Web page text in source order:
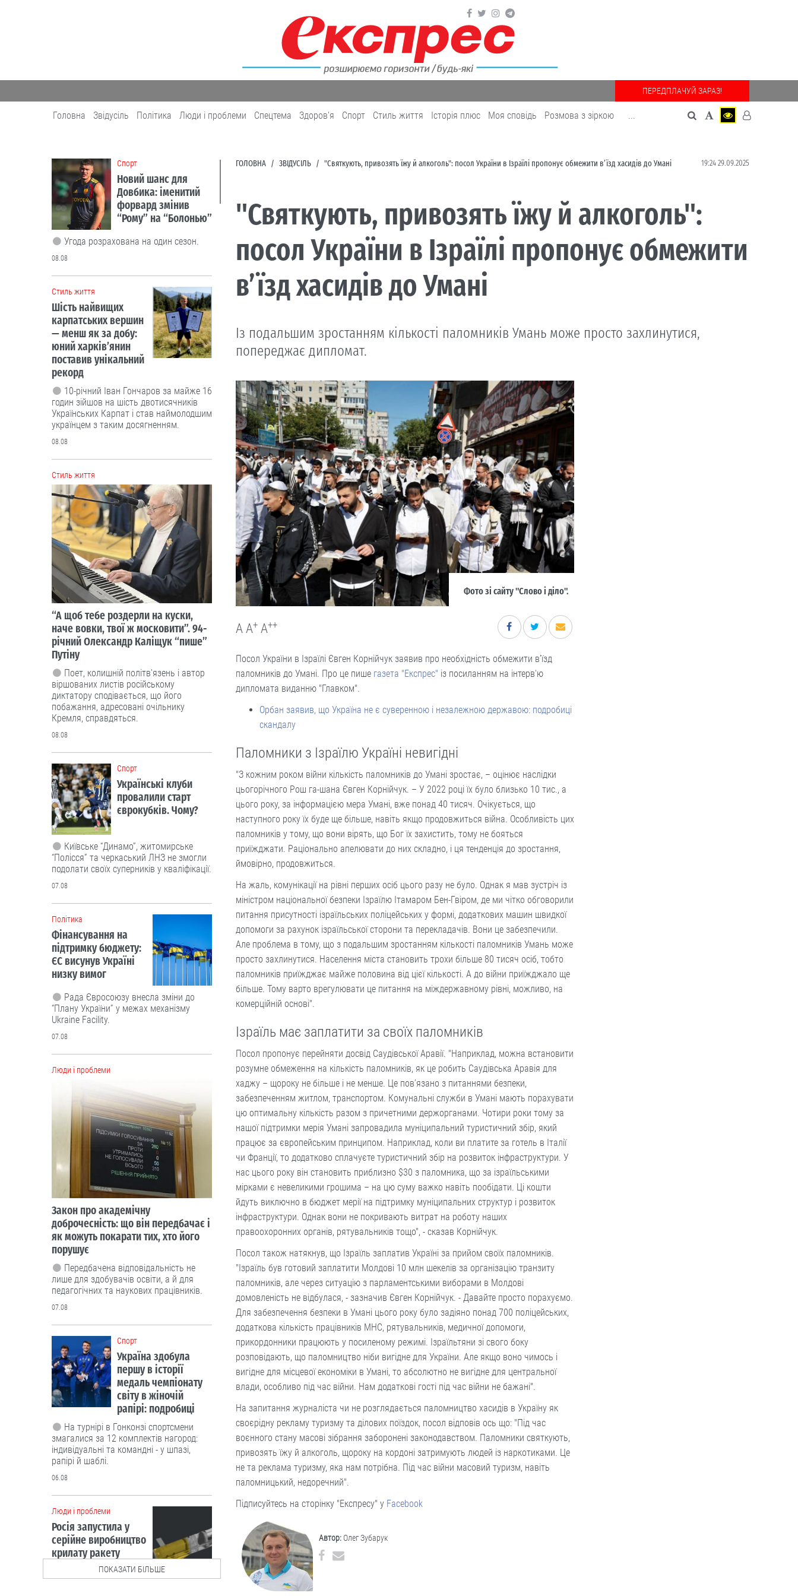
ПЕРЕДПЛАЧУЙ ЗАРАЗ!
Головна Звідусіль Політика Люди і проблеми Спецтема Здоров'я Cпорт Cтиль життя Історія плюс Моя сповідь Розмова з зіркою ...
ГОЛОВНА ЗВІДУСІЛЬ "Святкують, привозять їжу й алкоголь": посол України в Ізраїлі пропонує обмежити в’їзд хасидів до Умані 19:24 29.09.2025
"Святкують, привозять їжу й алкоголь":
посол України в Ізраїлі пропонує обмежити
в’їзд хасидів до Умані
Із подальшим зростанням кількості паломників Умань може просто захлинутися,
попереджає дипломат.
Фото зі сайту "Слово і діло".
A A+ A++
Посол України в Ізраїлі Євген Корнійчук заявив про необхідність обмежити в’їзд
паломників до Умані. Про це пише газета "Експрес" із посиланням на інтерв'ю
дипломата виданню "Главком".
Орбан заявив, що Україна не є суверенною і незалежною державою: подробиці
скандалу
Паломники з Ізраїлю Україні невигідні
"З кожним роком війни кількість паломників до Умані зростає, – оцінює наслідки
цьогорічного Рош га-шана Євген Корнійчук. – У 2022 році їх було близько 10 тис., а
цього року, за інформацією мера Умані, вже понад 40 тисяч. Очікується, що
наступного року їх буде ще більше, навіть якщо продовжиться війна. Особливість цих
паломників у тому, що вони вірять, що Бог їх захистить, тому не бояться
приїжджати. Раціонально апелювати до них складно, і ця тенденція до зростання,
ймовірно, продовжиться.
На жаль, комунікації на рівні перших осіб цього разу не було. Однак я мав зустріч із
міністром національної безпеки Ізраїлю Ітамаром Бен-Гвіром, де ми чітко обговорили
питання присутності ізраїльських поліцейських у формі, додаткових машин швидкої
допомоги за рахунок ізраїльської сторони та перекладачів. Вони це забезпечили.
Але проблема в тому, що з подальшим зростанням кількості паломників Умань може
просто захлинутися. Населення міста становить трохи більше 80 тисяч осіб, тобто
паломників приїжджає майже половина від цієї кількості. А до війни приїжджало ще
більше. Тому варто врегулювати це питання на міждержавному рівні, можливо, на
комерційній основі".
Ізраїль має заплатити за своїх паломників
Посол пропонує перейняти досвід Саудівської Аравії. "Наприклад, можна встановити
розумне обмеження на кількість паломників, як це робить Саудівська Аравія для
хаджу – щороку не більше і не менше. Це пов’язано з питаннями безпеки,
забезпеченням житлом, транспортом. Комунальні служби в Умані мають порахувати
цю оптимальну кількість разом з причетними держорганами. Чотири роки тому за
нашої підтримки мерія Умані запровадила муніципальний туристичний збір, який
працює за європейським принципом. Наприклад, коли ви платите за готель в Італії
чи Франції, то додатково сплачуєте туристичний збір на розвиток інфраструктури. У
нас цього року він становить приблизно $30 з паломника, що за ізраїльськими
мірками є невеликими грошима – на цю суму важко навіть пообідати. Ці кошти
йдуть виключно в бюджет мерії на підтримку муніципальних структур і розвиток
інфраструктури. Однак вони не покривають витрат на роботу наших
правоохоронних органів, рятувальників тощо", - сказав Корнійчук.
Посол також натякнув, що Ізраїль заплатив Україні за прийом своїх паломників.
"Ізраїль був готовий заплатити Молдові 10 млн шекелів за організацію транзиту
паломників, але через ситуацію з парламентськими виборами в Молдові
домовленість не відбулася, - зазначив Євген Корнійчук. - Давайте просто порахуємо.
Для забезпечення безпеки в Умані цього року було задіяно понад 700 поліцейських,
додаткова кількість працівників МНС, рятувальників, медичної допомоги,
прикордонники працюють у посиленому режимі. Ізраїльтяни зі свого боку
розповідають, що паломництво ніби вигідне для України. Але якщо воно чимось і
вигідне для місцевої економіки в Умані, то абсолютно не вигідне для центральної
влади, особливо під час війни. Нам додаткові гості під час війни не бажані".
На запитання журналіста чи не розглядається паломництво хасидів в Україну як
своєрідну рекламу туризму та ділових поїздок, посол відповів ось що: "Під час
воєнного стану масові зібрання заборонені законодавством. Паломники святкують,
привозять їжу й алкоголь, щороку на кордоні затримують людей із наркотиками. Це
не та реклама туризму, яка нам потрібна. Під час війни масовий туризм, навіть
паломницький, недоречний".
Підписуйтесь на сторінку "Експресу" у Facebook
Автор: Олег Зубарук
Cпорт
Новий шанс для
Довбика: іменитий
форвард змінив
“Рому” на “Болонью”
Угода розрахована на один сезон.
08.08
Cтиль життя
Шість найвищих
карпатських вершин
— менш як за добу:
юний харків’янин
поставив унікальний
рекорд
10-річний Іван Гончаров за майже 16
годин зійшов на шість двотисячників
Українських Карпат і став наймолодшим
українцем з таким досягненням.
08.08
Cтиль життя
“А щоб тебе роздерли на куски,
наче вовки, твої ж московити”. 94-
річний Олександр Каліщук “пише”
Путіну
Поет, колишній політв'язень і автор
віршованих листів російському
диктатору сподівається, що його
побажання, адресовані очільнику
Кремля, справдяться.
08.08
Cпорт
Українські клуби
провалили старт
єврокубків. Чому?
Київське “Динамо”, житомирське
“Полісся” та черкаський ЛНЗ не змогли
подолати своїх суперників у кваліфікації.
07.08
Політика
Фінансування на
підтримку бюджету:
ЄС висунув Україні
низку вимог
Рада Євросоюзу внесла зміни до
“Плану України” у межах механізму
Ukraine Facility.
07.08
Люди і проблеми
Закон про академічну
доброчесність: що він передбачає і
як можуть покарати тих, хто його
порушує
Передбачена відповідальність не
лише для здобувачів освіти, а й для
педагогічних та наукових працівників.
07.08
Cпорт
Україна здобула
першу в історії
медаль чемпіонату
світу в жіночій
рапірі: подробиці
На турнірі в Гонконзі спортсмени
змагалися за 12 комплектів нагород:
індивідуальні та командні - у шпазі,
рапірі й шаблі.
06.08
Люди і проблеми
Росія запустила у
серійне виробництво
крилату ракету
“Бандероль”. Чи
маємо протидію?
ПОКАЗАТИ БІЛЬШЕ